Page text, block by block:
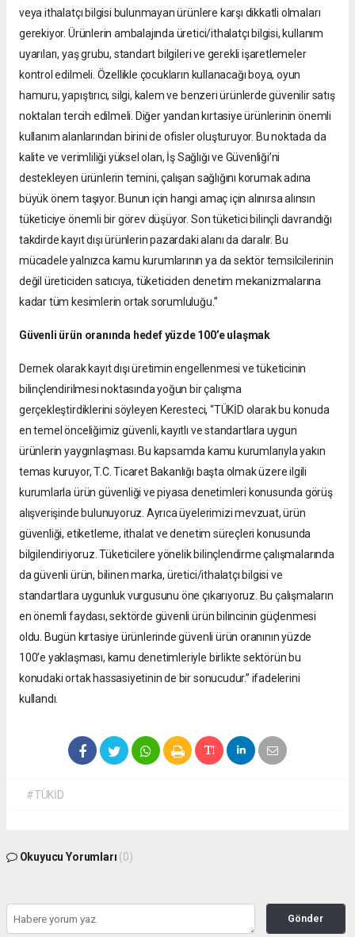
veya ithalatçı bilgisi bulunmayan ürünlere karşı dikkatli olmaları
gerekiyor. Ürünlerin ambalajında üretici/ithalatçı bilgisi, kullanım
uyarıları, yaş grubu, standart bilgileri ve gerekli işaretlemeler
kontrol edilmeli. Özellikle çocukların kullanacağı boya, oyun
hamuru, yapıştırıcı, silgi, kalem ve benzeri ürünlerde güvenilir satış
noktaları tercih edilmeli. Diğer yandan kırtasiye ürünlerinin önemli
kullanım alanlarından birini de ofisler oluşturuyor. Bu noktada da
kalite ve verimliliği yüksel olan, İş Sağlığı ve Güvenliği’ni
destekleyen ürünlerin temini, çalışan sağlığını korumak adına
büyük önem taşıyor. Bunun için hangi amaç için alınırsa alınsın
tüketiciye önemli bir görev düşüyor. Son tüketici bilinçli davrandığı
takdirde kayıt dışı ürünlerin pazardaki alanı da daralır. Bu
mücadele yalnızca kamu kurumlarının ya da sektör temsilcilerinin
değil üreticiden satıcıya, tüketiciden denetim mekanizmalarına
kadar tüm kesimlerin ortak sorumluluğu.”
Güvenli ürün oranında hedef yüzde 100’e ulaşmak
Dernek olarak kayıt dışı üretimin engellenmesi ve tüketicinin
bilinçlendirilmesi noktasında yoğun bir çalışma
gerçekleştirdiklerini söyleyen Keresteci, “TÜKİD olarak bu konuda
en temel önceliğimiz güvenli, kayıtlı ve standartlara uygun
ürünlerin yaygınlaşması. Bu kapsamda kamu kurumlarıyla yakın
temas kuruyor, T.C. Ticaret Bakanlığı başta olmak üzere ilgili
kurumlarla ürün güvenliği ve piyasa denetimleri konusunda görüş
alışverişinde bulunuyoruz. Ayrıca üyelerimizi mevzuat, ürün
güvenliği, etiketleme, ithalat ve denetim süreçleri konusunda
bilgilendiriyoruz. Tüketicilere yönelik bilinçlendirme çalışmalarında
da güvenli ürün, bilinen marka, üretici/ithalatçı bilgisi ve
standartlara uygunluk vurgusunu öne çıkarıyoruz. Bu çalışmaların
en önemli faydası, sektörde güvenli ürün bilincinin güçlenmesi
oldu. Bugün kırtasiye ürünlerinde güvenli ürün oranının yüzde
100’e yaklaşması, kamu denetimleriyle birlikte sektörün bu
konudaki ortak hassasiyetinin de bir sonucudur.” ifadelerini
kullandı.
#TÜKİD
Okuyucu Yorumları (0)
Gönder